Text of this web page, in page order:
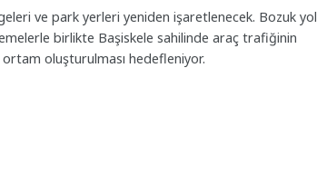
ve park yerleri yeniden işaretlenecek. Bozuk yol
birlikte Başiskele sahilinde araç trafiğinin
oluşturulması hedefleniyor.